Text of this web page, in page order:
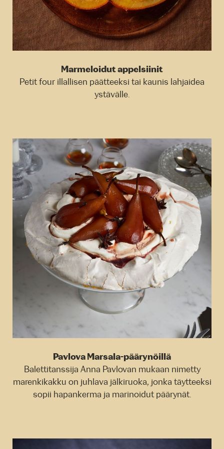
Marmeloidut appelsiinit
Petit four illallisen päätteeksi tai kaunis lahjaidea
ystävälle.
Pavlova Marsala-päärynöillä
Balettitanssija Anna Pavlovan mukaan nimetty
marenkikakku on juhlava jälkiruoka, jonka täytteeksi
sopii hapankerma ja marinoidut päärynät.